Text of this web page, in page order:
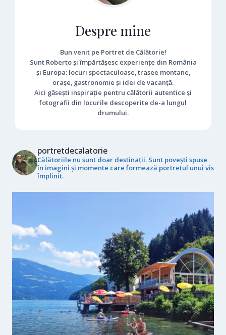
Despre mine
Bun venit pe Portret de Călătorie!
Sunt Roberto și împărtășesc experiențe din România
și Europa: locuri spectaculoase, trasee montane,
orașe, gastronomie și idei de vacanță.
Aici găsești inspirație pentru călătorii autentice și
fotografii din locurile descoperite de-a lungul
drumului.
portretdecalatorie
Călătoriile nu sunt doar destinații. Sunt povești spuse
în imagini și momente care formează portretul unui vis
împlinit.